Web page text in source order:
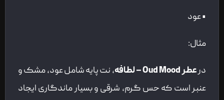
• عود
مثال:
درعطر Oud Mood – لطافه
، نت پایه شامل عود، مشک و
عنبر است که حس گرم، شرقی و بسیار ماندگاری ایجاد